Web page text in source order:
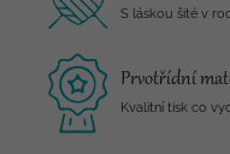
S láskou šité v
Prvotřídní
Kvalitní tisk co